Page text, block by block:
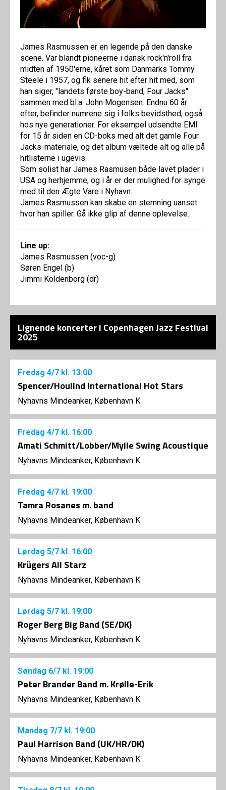
James Rasmussen er en legende på den danske
scene. Var blandt pioneerne i dansk rock'n'roll fra
midten af 1950'erne, kåret som Danmarks Tommy
Steele i 1957, og fik senere hit efter hit med, som
han siger, "landets første boy-band, Four Jacks"
sammen med bl.a. John Mogensen. Endnu 60 år
efter, befinder numrene sig i folks bevidsthed, også
hos nye generationer. For eksempel udsendte EMI
for 15 år siden en CD-boks med alt det gamle Four
Jacks-materiale, og det album væltede alt og alle på
hitlisterne i ugevis.
Som solist har James Rasmusen både lavet plader i
USA og herhjemme, og i år er der mulighed for synge
med til den Ægte Vare i Nyhavn.
James Rasmussen kan skabe en stemning uanset
hvor han spiller. Gå ikke glip af denne oplevelse.
Line up:
James Rasmussen (voc-g)
Søren Engel (b)
Jimmi Koldenborg (dr)
Lignende koncerter i Copenhagen Jazz Festival
2025
Fredag 4/7 kl. 13:00
Spencer/Houlind International Hot Stars
Nyhavns Mindeanker, København K
Fredag 4/7 kl. 16:00
Amati Schmitt/Lobber/Mylle Swing Acoustique
Nyhavns Mindeanker, København K
Fredag 4/7 kl. 19:00
Tamra Rosanes m. band
Nyhavns Mindeanker, København K
Lørdag 5/7 kl. 16:00
Krügers All Starz
Nyhavns Mindeanker, København K
Lørdag 5/7 kl. 19:00
Roger Berg Big Band (SE/DK)
Nyhavns Mindeanker, København K
Søndag 6/7 kl. 19:00
Peter Brander Band m. Krølle-Erik
Nyhavns Mindeanker, København K
Mandag 7/7 kl. 19:00
Paul Harrison Band (UK/HR/DK)
Nyhavns Mindeanker, København K